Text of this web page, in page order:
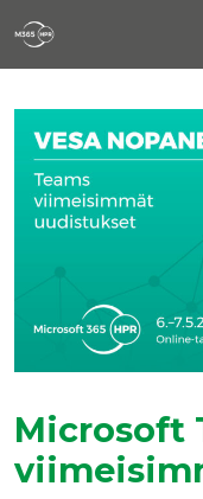
Microsoft